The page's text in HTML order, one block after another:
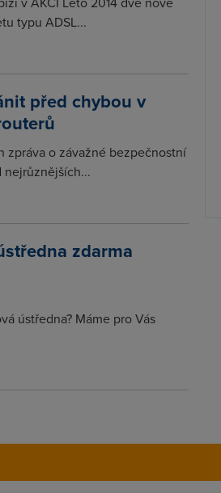
typu ADSL...
před chybou v
zpráva o závažné bezpečnostní
zdarma
ústředna? Máme pro Vás